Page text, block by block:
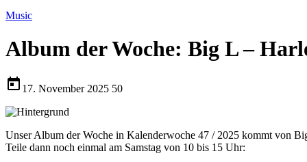
Music
Album der Woche: Big L –
today 17. November 2025 50
Unser Album der Woche in Kalenderwoche 47 / 2025 kommt von
Teile dann noch einmal am Samstag von 10 bis 15 Uhr: